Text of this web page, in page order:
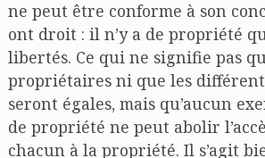
ne peut être conforme à son
ont droit : il n’y a de propriété
libertés. Ce qui ne signifie pas
propriétaires ni que les
seront égales, mais qu’aucun
de propriété ne peut abolir
chacun à la propriété. Il s’agit